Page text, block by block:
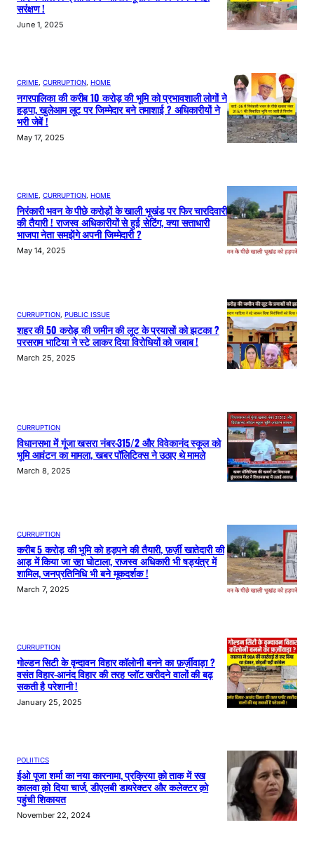
सरंक्षण !
June 1, 2025
CRIME, CURRUPTION, HOME
नगरपालिका की करीब 10 करोड़ की भूमि को प्रभावशाली लोगों ने
हड़पा, खुलेआम लूट पर जिम्मेदार बने तमाशाई ? अधिकारीयों ने
भरी जेबें !
May 17, 2025
CRIME, CURRUPTION, HOME
निरंकारी भवन के पीछे करोड़ों के खाली भूखंड पर फिर चारदिवारी
की तैयारी ! राजस्व अधिकारीयों से हुई सेटिंग, क्या सत्ताधारी
भाजपा नेता समझेंगे अपनी जिम्मेदारी ?
May 14, 2025
CURRUPTION PUBLIC ISSUE
शहर की 50 करोड़ की जमीन की लूट के प्रयासों को झटका ?
परसराम भाटिया ने स्टे लाकर दिया विरोधियों को जबाब !
March 25, 2025
CURRUPTION
विधानसभा में गूंजा खसरा नंबर-315/2 और विवेकानंद स्कूल को
भूमि आवंटन का मामला, खबर पॉलिटिक्स ने उठाए थे मामले
March 8, 2025
CURRUPTION
करीब 5 करोड़ की भूमि को हड़पने की तैयारी, फ़र्ज़ी खातेदारी की
आड़ में किया जा रहा घोटाला, राजस्व अधिकारी भी षड्यंत्र में
शामिल, जनप्रतिनिधि भी बने मूकदर्शक !
March 7, 2025
CURRUPTION
गोल्डन सिटी के वृन्दावन विहार कॉलोनी बनने का फ़र्ज़ीवाड़ा ?
वसंत विहार-आनंद विहार की तरह प्लॉट खरीदने वालों की बढ़
सकती है परेशानी !
January 25, 2025
POLIITICS
ईओ पूजा शर्मा का नया कारनामा, प्रक्रिया क़ो ताक में रख
कालवा क़ो दिया चार्ज, डीएलबी डायरेक्टर और कलेक्टर क़ो
पहुंची शिकायत
November 22, 2024